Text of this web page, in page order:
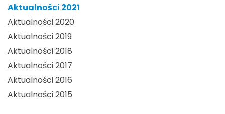
Aktualności 2021
Aktualności 2020
Aktualności 2019
Aktualności 2018
Aktualności 2017
Aktualności 2016
Aktualności 2015